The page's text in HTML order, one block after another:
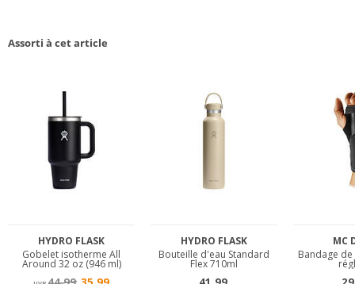
Assorti à cet article